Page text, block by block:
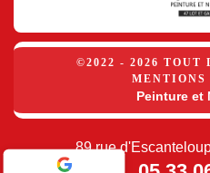
©2022 - 2026 TOUT
MENTIONS
Peinture et
89 rue